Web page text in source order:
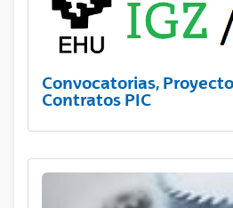
Convocatorias,
Contratos PIC